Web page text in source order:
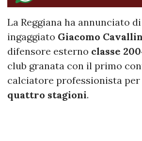
La Reggiana ha annunciato
ingaggiato Giacomo
difensore esterno classe
club granata con il primo
calciatore professionista per
quattro stagioni.